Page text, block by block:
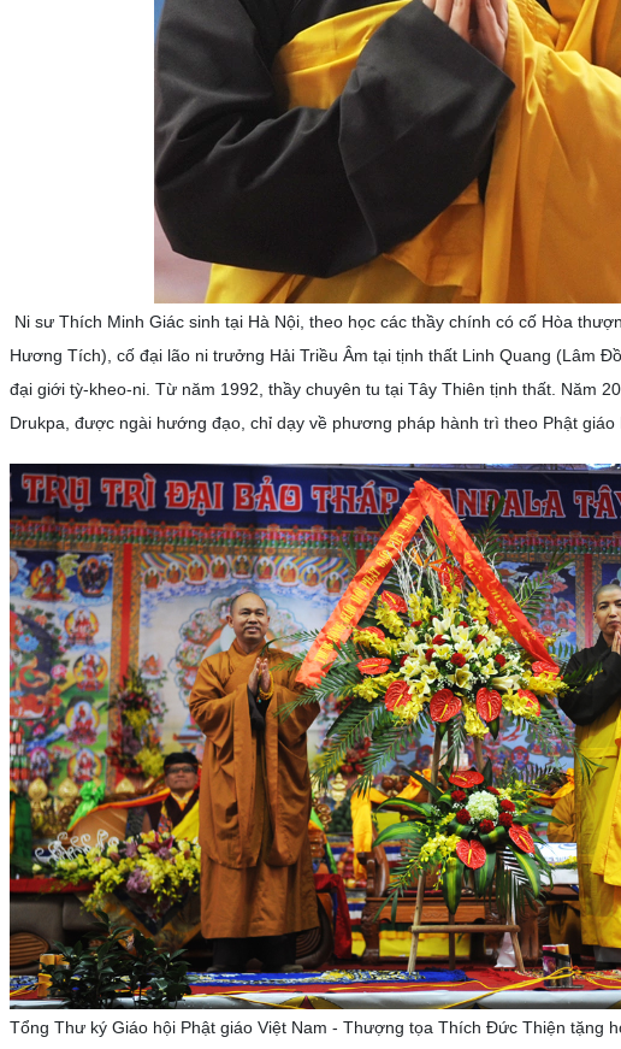
Ni sư Thích Minh Giác sinh tại Hà Nội, theo học các thầy chính có cố Hòa
Hương Tích), cố đại lão ni trưởng Hải Triều Âm tại tịnh thất Linh Quang (Lâm
đại giới tỳ-kheo-ni. Từ năm 1992, thầy chuyên tu tại Tây Thiên tịnh thất. Năm
Drukpa, được ngài hướng đạo, chỉ dạy về phương pháp hành trì theo Phật giáo
Tổng Thư ký Giáo hội Phật giáo Việt Nam - Thượng tọa Thích Đức Thiện tặng